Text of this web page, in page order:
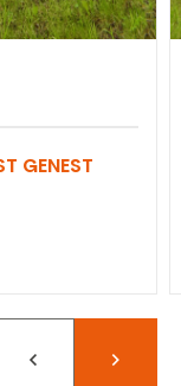
GENEST
PrécédentSuivant